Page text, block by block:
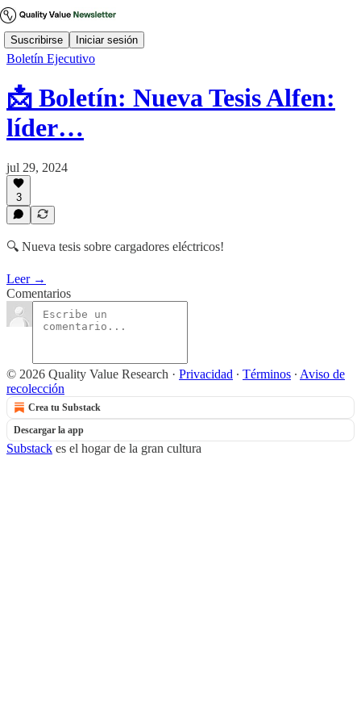
Suscribirse Iniciar sesión
Boletín Ejecutivo
📩 Boletín: Nueva Tesis Alfen:
líder…
jul 29, 2024
3
🔍 Nueva tesis sobre cargadores eléctricos!
Leer →
Comentarios
© 2026 Quality Value Research · Privacidad ∙ Términos ∙ Aviso de
recolección
Crea tu Substack
Descargar la app
Substack es el hogar de la gran cultura